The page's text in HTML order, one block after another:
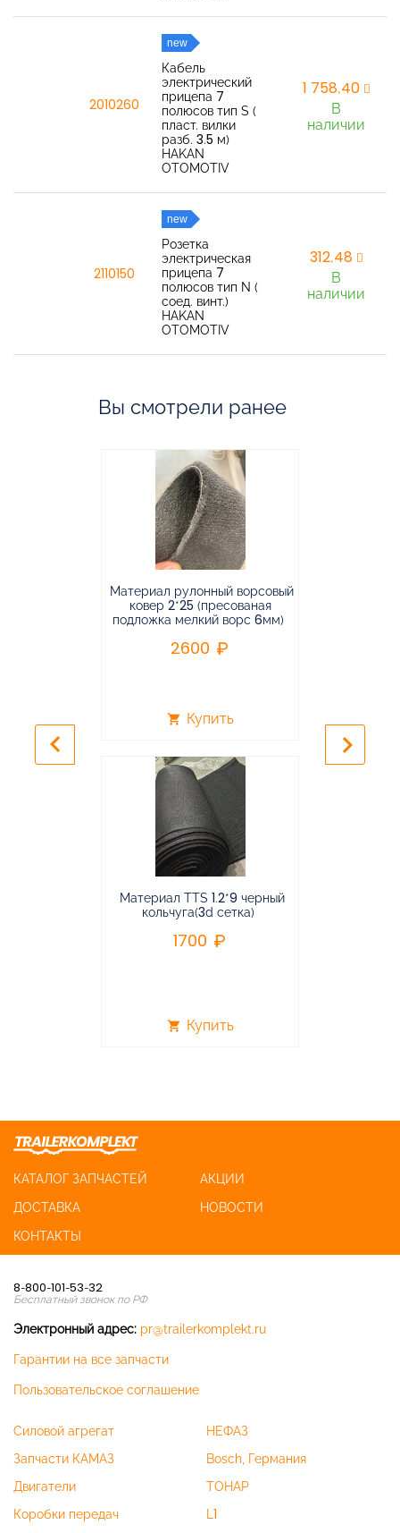
2010260
new
Кабель
электрический
прицепа 7
полюсов тип S (
пласт. вилки
разб. 3.5 м)
HAKAN
OTOMOTIV
1 758,40
В
наличии
2110150
new
Розетка
электрическая
прицепа 7
полюсов тип N (
соед. винт.)
HAKAN
OTOMOTIV
312,48
В
наличии
Вы смотрели ранее
Материал рулонный ворсовый
ковер 2*25 (пресованая
подложка мелкий ворс 6мм)
2600
shopping_cart Купить
Материал TTS 1.2*9 черный
кольчуга(3d сетка)
1700
shopping_cart Купить
keyboard_arrow_left keyboard_arrow_right
КАТАЛОГ ЗАПЧАСТЕЙ
АКЦИИ
ДОСТАВКА
НОВОСТИ
КОНТАКТЫ
8-800-101-53-32
Бесплатный звонок по РФ
Электронный адрес: pr@trailerkomplekt.ru
Гарантии на все запчасти
Пользовательское соглашение
Силовой агрегат
Запчасти КАМАЗ
Двигатели
Коробки передач
НЕФАЗ
Bosch, Германия
ТОНАР
L1